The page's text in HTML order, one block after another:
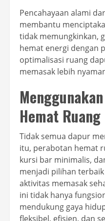
Pencahayaan alami
membantu
tidak memungkinkan,
hemat energi dengan
optimalisasi ruang
memasak lebih
Hemat Ruang
Tidak semua dapur
itu, perabotan hemat
kursi bar minimalis,
menjadi pilihan
aktivitas memasak
ini tidak hanya
mendukung gaya
fleksibel, efisien, dan